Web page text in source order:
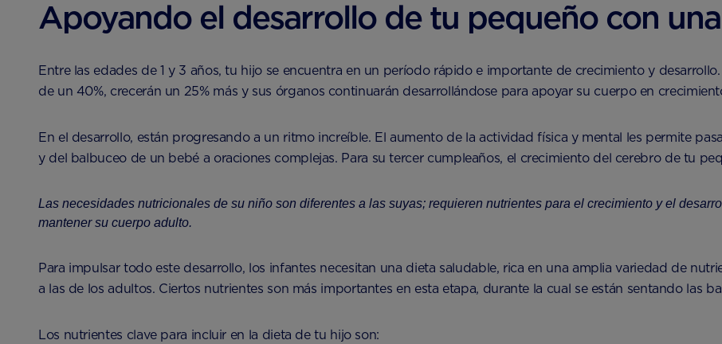
Apoyando el desarrollo de tu pequeño con
Entre las edades de 1 y 3 años, tu hijo se encuentra en un período rápido e importante de crecimiento y
de un 40%, crecerán un 25% más y sus órganos continuarán desarrollándose para apoyar su cuerpo en
En el desarrollo, están progresando a un ritmo increíble. El aumento de la actividad física y mental les permite
y del balbuceo de un bebé a oraciones complejas. Para su tercer cumpleaños, el crecimiento del cerebro de tu
Las necesidades nutricionales de su niño son diferentes a las suyas; requieren nutrientes para el crecimiento y el
mantener su cuerpo adulto.
Para impulsar todo este desarrollo, los infantes necesitan una dieta saludable, rica en una amplia variedad de
a las de los adultos. Ciertos nutrientes son más importantes en esta etapa, durante la cual se están sentando las
Los nutrientes clave para incluir en la dieta de tu hijo son: